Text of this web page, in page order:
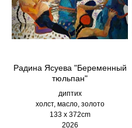
Радина Ясуева "Беременный
тюльпан"
диптих
холст, масло, золото
133 х 372cm
2026